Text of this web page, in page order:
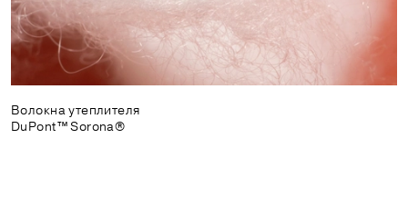
Волокна утеплителя
DuPont™ Sorona®